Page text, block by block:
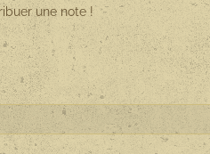
une note !